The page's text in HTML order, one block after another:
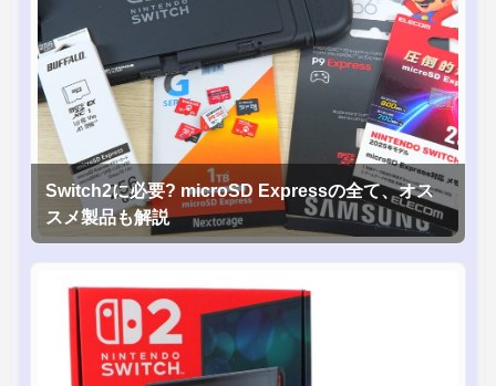
Switch2に必要? microSD Expressの全て、オス
スメ製品も解説